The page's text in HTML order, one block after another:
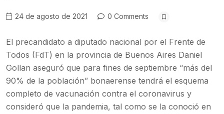
24 de agosto de 2021 0 Comments
El precandidato a diputado nacional por el Frente de
Todos (FdT) en la provincia de Buenos Aires Daniel
Gollan aseguró que para fines de septiembre “más del
90% de la población” bonaerense tendrá el esquema
completo de vacunación contra el coronavirus y
consideró que la pandemia, tal como se la conoció en